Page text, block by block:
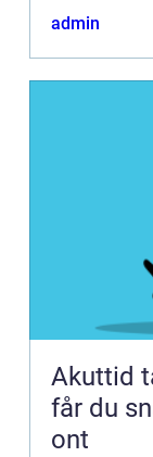
sakerman
admin
Akuttid
får du
ont